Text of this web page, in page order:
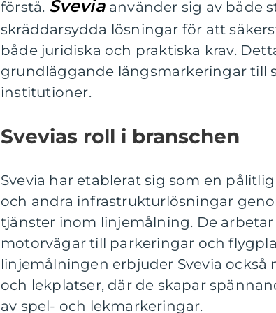
förstå. Svevia använder sig av både
skräddarsydda lösningar för att
både juridiska och praktiska krav.
grundläggande längsmarkeringar till
institutioner.
Svevias roll i branschen
Svevia har etablerat sig som en
och andra infrastrukturlösningar
tjänster inom linjemålning. De
motorvägar till parkeringar och
linjemålningen erbjuder Svevia
och lekplatser, där de skapar
av spel- och lekmarkeringar.